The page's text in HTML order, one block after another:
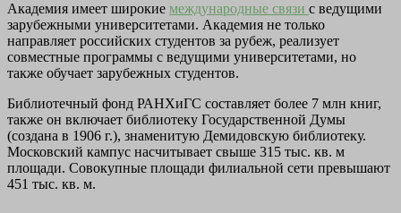
Академия имеет широкие международные связи с ведущими
зарубежными университетами. Академия не только
направляет российских студентов за рубеж, реализует
совместные программы с ведущими университетами, но
также обучает зарубежных студентов.
Библиотечный фонд РАНХиГС составляет более 7 млн книг,
также он включает библиотеку Государственной Думы
(создана в 1906 г.), знаменитую Демидовскую библиотеку.
Московский кампус насчитывает свыше 315 тыс. кв. м
площади. Совокупные площади филиальной сети превышают
451 тыс. кв. м.